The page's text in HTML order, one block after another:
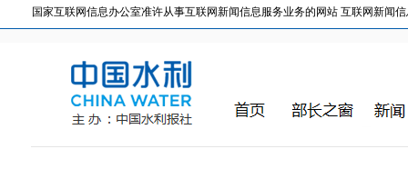
国家互联网信息办公室准许从事互联网新闻信息服务业务的网站 互联网新闻信